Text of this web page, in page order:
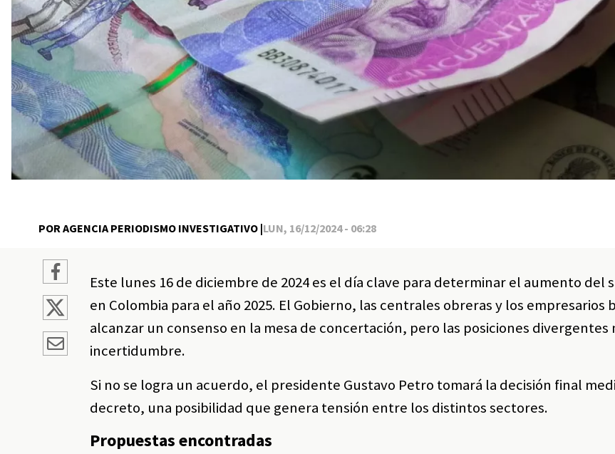
POR AGENCIA PERIODISMO INVESTIGATIVO |LUN, 16/12/2024 - 06:28
Este lunes 16 de diciembre de 2024 es el día clave para determinar el aumento del
en Colombia para el año 2025. El Gobierno, las centrales obreras y los empresarios
alcanzar un consenso en la mesa de concertación, pero las posiciones divergentes
incertidumbre.
Si no se logra un acuerdo, el presidente Gustavo Petro tomará la decisión final
decreto, una posibilidad que genera tensión entre los distintos sectores.
Propuestas encontradas